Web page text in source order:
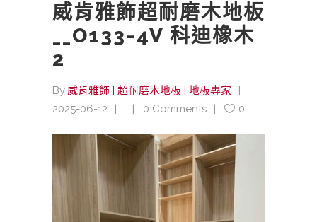
威肯雅飾超耐磨木地板
__O133-4V 科迪橡木
2
By 威肯雅飾 | 超耐磨木地板 | 地板專家
2025-06-12
0 Comments 0